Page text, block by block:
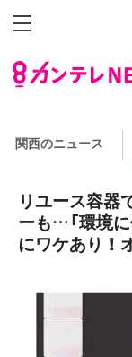
関西のニュース
リユース容器
ーも…「環境
にワケあり！